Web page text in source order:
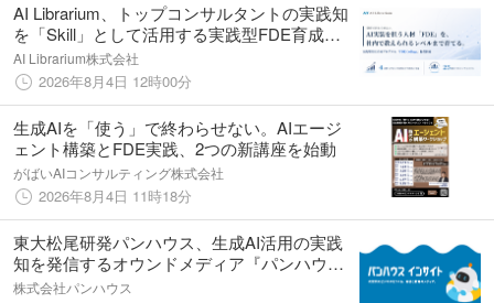
AI Librarium、トップコンサルタントの実践知
を「Skill」として活用する実践型FDE育成プ
ログラム 「FDE College」を提供開始
AI Librarium株式会社
2026年8月4日 12時00分
生成AIを「使う」で終わらせない。AIエージ
ェント構築とFDE実践、2つの新講座を始動
がばいAIコンサルティング株式会社
2026年8月4日 11時18分
東大松尾研発パンハウス、生成AI活用の実践
知を発信するオウンドメディア『パンハウス
インサイト』を開設 ― 導入支援300社以上の
株式会社パンハウス